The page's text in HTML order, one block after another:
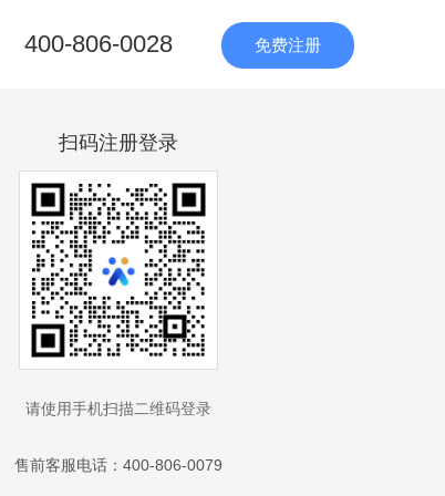
400-806-0028 免费注册
扫码注册登录
请使用手机扫描二维码登录
售前客服电话：400-806-0079